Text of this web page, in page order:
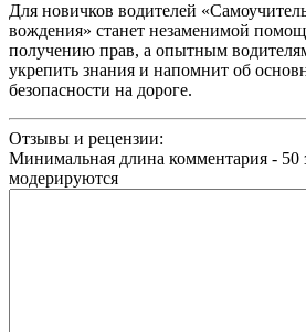
Для новичков водителей
вождения» станет незаменимой
получению прав, а опытным
укрепить знания и напомнит об
безопасности на дороге.
Отзывы и рецензии:
Минимальная длина комментария - 50
модерируются